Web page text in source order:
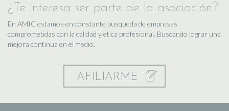
¿Te interesa ser parte de la asociación?
En AMIC estamos en constante busqueda de empresas
comprometidas con la calidad y etica profesional. Buscando lograr una
mejora continua en el medio.
AFILIARME